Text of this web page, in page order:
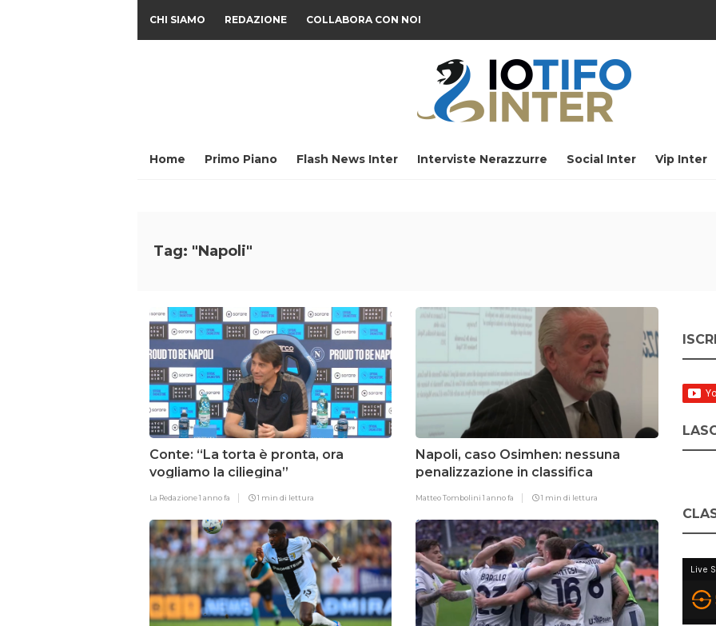
CHI SIAMO REDAZIONE COLLABORA CON NOI
Home Primo Piano Flash News Inter Interviste Nerazzurre Social Inter Vip Inter
Tag: "Napoli"
Conte: “La torta è pronta, ora
vogliamo la ciliegina”
La Redazione1 anno fa 1 min di lettura
Napoli, caso Osimhen: nessuna
penalizzazione in classifica
Matteo Tombolini1 anno fa 1 min di lettura